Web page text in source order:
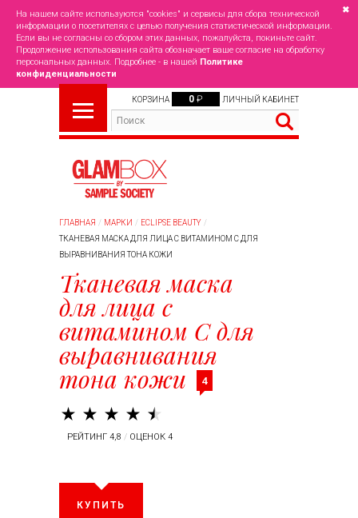
На нашем сайте используются "cookies" и сервисы для сбора технической
информации о посетителях с целью получения статистической информации.
Если вы не согласны со сбором этих данных, пожалуйста, покиньте сайт.
Продолжение использования сайта обозначает ваше согласие на обработку
персональных данных. Подробнее - в нашей Политике
конфиденциальности
✖
КОРЗИНА 0 ₽ ЛИЧНЫЙ КАБИНЕТ
ГЛАВНАЯ МАРКИ
ECLIPSE BEAUTY
ТКАНЕВАЯ МАСКА ДЛЯ ЛИЦА С ВИТАМИНОМ С ДЛЯ
ВЫРАВНИВАНИЯ ТОНА КОЖИ
Тканевая маска
для лица с
витамином С для
выравнивания
тона кожи 4
РЕЙТИНГ 4,8 / ОЦЕНОК 4
КУПИТЬ